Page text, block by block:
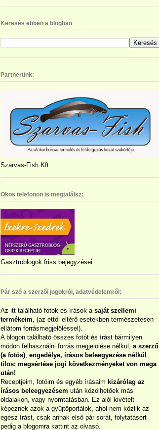
Keresés ebben a blogban
Partnerünk:
Szarvas-Fish Kft.
Okos telefonon is megtalálsz:
Gasztroblogok friss bejegyzései:
Pár szó a szerzői jogokról, adatvédelemről:
Az itt található fotók és írások a saját szellemi
termékeim , (az ettől eltérő esetekben természetesen
ellátom forrásmegjelöléssel).
A blogon található összes fotót és írást bármilyen
módon felhasználni forrás megjelölése nélkül, a szerző
(a fotós) engedélye, írásos beleegyezése nélkül
tilos; megsértése jogi következményeket von maga
után!
Receptjeim, fotóim és egyéb írásaim kizárólag az
írásos beleegyezésem után közölhetőek más
oldalakon, vagy nyomtatásban. Ez alól kivételt
képeznek azok a gyűjtőportálok, ahol nem közlik az
egész írást, csak annak első pár sorát, folytatásért
pedig a blogomra kattint az olvasó.